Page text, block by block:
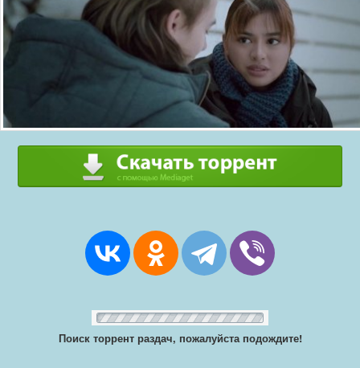
Поиск торрент раздач, пожалуйста подождите!